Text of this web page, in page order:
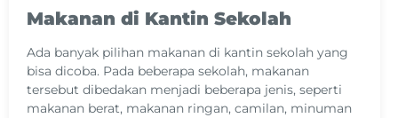
Makanan di Kantin Sekolah
Ada banyak pilihan makanan di kantin sekolah yang
bisa dicoba. Pada beberapa sekolah, makanan
tersebut dibedakan menjadi beberapa jenis, seperti
makanan berat, makanan ringan, camilan, minuman